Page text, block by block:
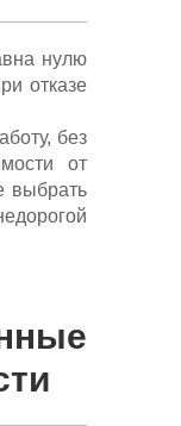
нулю
отказе
без
от
выбрать